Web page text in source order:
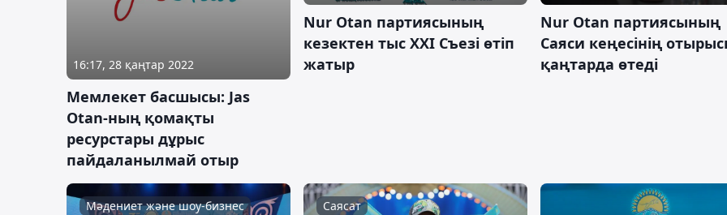
16:17, 28 қаңтар 2022
Мемлекет басшысы: Jas
Otan-ның қомақты
ресурстары дұрыс
пайдаланылмай отыр
Nur Otan партиясының
кезектен тыс XXI Съезі өтіп
жатыр
Nur Otan партиясының
Саяси кеңесінің
қаңтарда өтеді
Мәдениет және шоу-бизнес Саясат